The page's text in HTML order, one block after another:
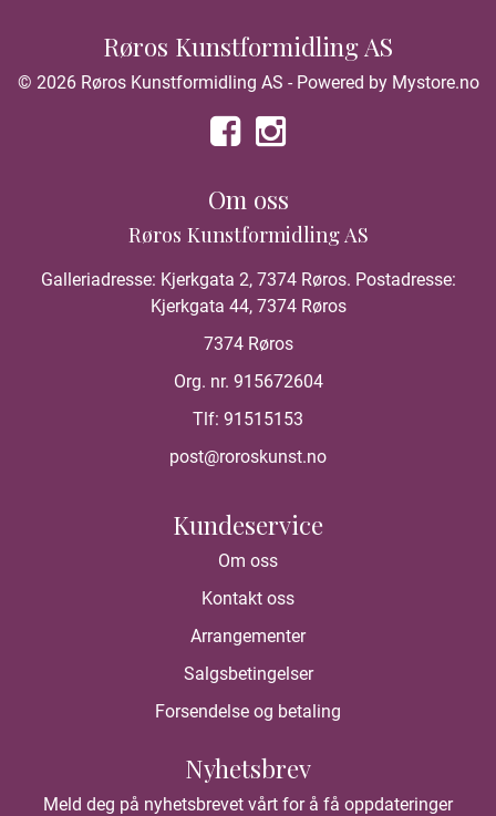
Røros Kunstformidling AS
© 2026 Røros Kunstformidling AS - Powered by Mystore.no
Om oss
Røros Kunstformidling AS
Galleriadresse: Kjerkgata 2, 7374 Røros. Postadresse:
Kjerkgata 44, 7374 Røros
7374 Røros
Org. nr. 915672604
Tlf: 91515153
post@roroskunst.no
Kundeservice
Om oss
Kontakt oss
Arrangementer
Salgsbetingelser
Forsendelse og betaling
Nyhetsbrev
Meld deg på nyhetsbrevet vårt for å få oppdateringer